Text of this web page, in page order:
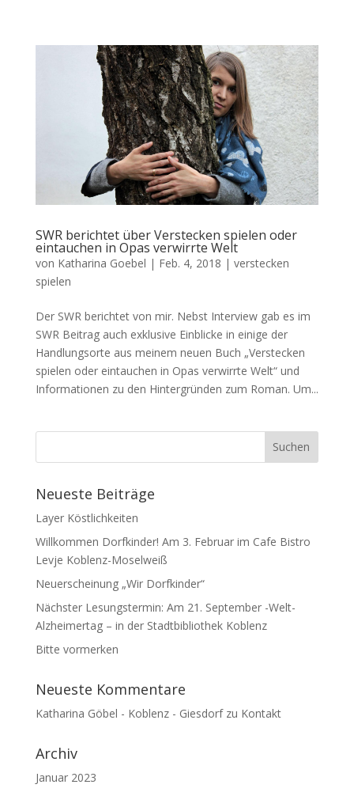
SWR berichtet über Verstecken spielen oder
eintauchen in Opas verwirrte Welt
von Katharina Goebel | Feb. 4, 2018 | verstecken
spielen
Der SWR berichtet von mir. Nebst Interview gab es im
SWR Beitrag auch exklusive Einblicke in einige der
Handlungsorte aus meinem neuen Buch „Verstecken
spielen oder eintauchen in Opas verwirrte Welt“ und
Informationen zu den Hintergründen zum Roman. Um...
Neueste Beiträge
Layer Köstlichkeiten
Willkommen Dorfkinder! Am 3. Februar im Cafe Bistro
Levje Koblenz-Moselweiß
Neuerscheinung „Wir Dorfkinder“
Nächster Lesungstermin: Am 21. September -Welt-
Alzheimertag – in der Stadtbibliothek Koblenz
Bitte vormerken
Neueste Kommentare
Katharina Göbel - Koblenz - Giesdorfzu Kontakt
Archiv
Januar 2023